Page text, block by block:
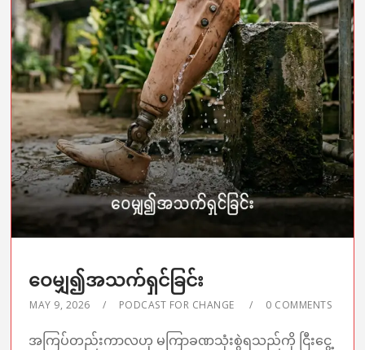
ဝေမျှ၍အသက်ရှင်ခြင်း
MAY 9, 2026 PODCAST FOR CHANGE 0 COMMENTS
အကြပ်တည်းကာလဟု မကြာခဏသုံးစွဲရသည်ကို ငြီးငွေ့